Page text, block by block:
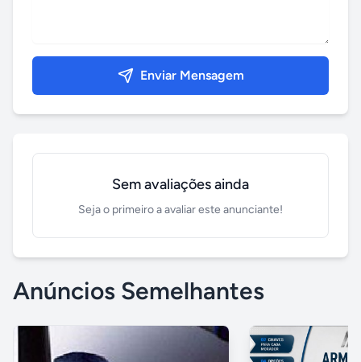
Enviar Mensagem
Sem avaliações ainda
Seja o primeiro a avaliar este anunciante!
Anúncios Semelhantes